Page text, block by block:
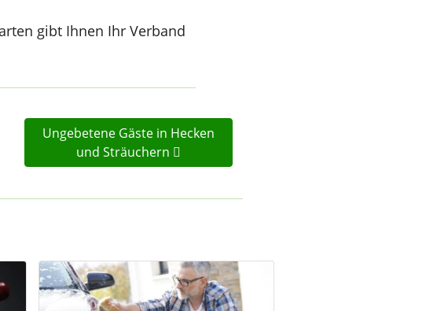
gibt Ihnen Ihr Verband
Ungebetene Gäste in Hecken
und Sträuchern